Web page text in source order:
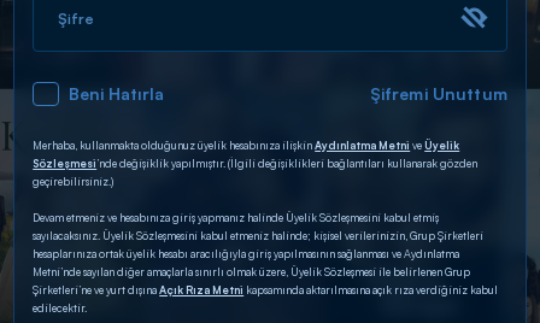
DİĞER SONUÇLAR
Şifre
Beni Hatırla Şifremi Unuttum
Merhaba, kullanmakta olduğunuz üyelik hesabınıza ilişkinAydınlatma Metni veÜyelik
Sözleşmesi’nde değişiklik yapılmıştır. (İlgili değişiklikleri bağlantıları kullanarak gözden
geçirebilirsiniz.)
Devam etmeniz ve hesabınıza giriş yapmanız halinde Üyelik Sözleşmesini kabul etmiş
sayılacaksınız. Üyelik Sözleşmesini kabul etmeniz halinde; kişisel verilerinizin, Grup Şirketleri
hesaplarınıza ortak üyelik hesabı aracılığıyla giriş yapılmasının sağlanması ve Aydınlatma
Metni’nde sayılan diğer amaçlarla sınırlı olmak üzere, Üyelik Sözleşmesi ile belirlenen Grup
Şirketleri’ne ve yurt dışınaAçık Rıza Metni kapsamında aktarılmasına açık rıza verdiğiniz kabul
edilecektir.